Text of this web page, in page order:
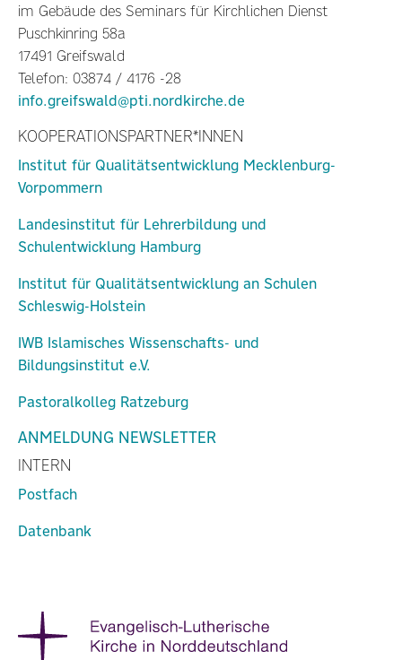
im Gebäude des Seminars für Kirchlichen Dienst
Puschkinring 58a
17491 Greifswald
Telefon: 03874 / 4176 -28
info.greifswald@pti.nordkirche.de
KOOPERATIONSPARTNER*INNEN
Institut für Qualitätsentwicklung Mecklenburg-
Vorpommern
Landesinstitut für Lehrerbildung und
Schulentwicklung Hamburg
Institut für Qualitätsentwicklung an Schulen
Schleswig-Holstein
IWB Islamisches Wissenschafts- und
Bildungsinstitut e.V.
Pastoralkolleg Ratzeburg
ANMELDUNG NEWSLETTER
INTERN
Postfach
Datenbank